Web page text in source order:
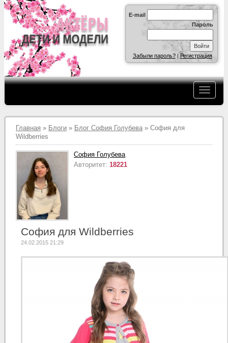
E-mail
Пароль
Забыли пароль?|Регистрация
Главная » Блоги » Блог София Голубева » София для
Wildberries
София Голубева
Авторитет: 18221
София для Wildberries
24.02.2015 21:29